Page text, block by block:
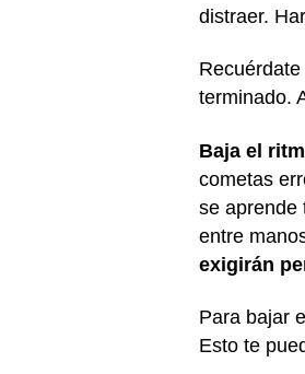
distraer.
terminado.
Baja el
cometas
se aprende
entre
exigirán
Para bajar
Esto te